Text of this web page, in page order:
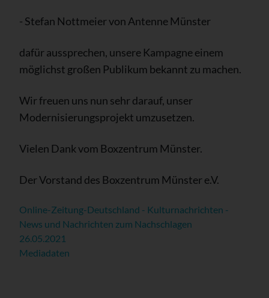
- Stefan Nottmeier von Antenne Münster
dafür aussprechen, unsere Kampagne einem
möglichst großen Publikum bekannt zu machen.
Wir freuen uns nun sehr darauf, unser
Modernisierungsprojekt umzusetzen.
Vielen Dank vom Boxzentrum Münster.
Der Vorstand des Boxzentrum Münster e.V.
Online-Zeitung-Deutschland - Kulturnachrichten -
News und Nachrichten zum Nachschlagen
26.05.2021
Mediadaten